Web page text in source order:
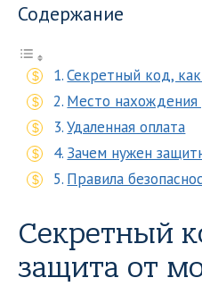
Содержание
Секретный код,
Место
Удаленная оплата
Зачем нужен
Правила
Секретный
защита от